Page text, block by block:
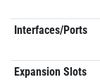
Interfaces/Ports
Expansion Slots